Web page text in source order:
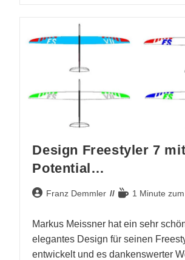
Herrig
Design Freestyler 7 mit
Potential…
Beitrags-
Franz Demmler Lesedauer:
1 Minute
Markus Meissner hat ein sehr
elegantes Design für seinen
entwickelt und es dankenswerter